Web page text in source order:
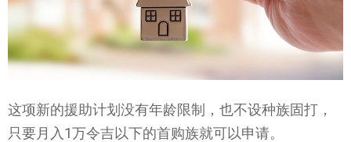
这项新的援助计划没有年龄限制，也不设种族固打，
只要月入1万令吉以下的首购族就可以申请。